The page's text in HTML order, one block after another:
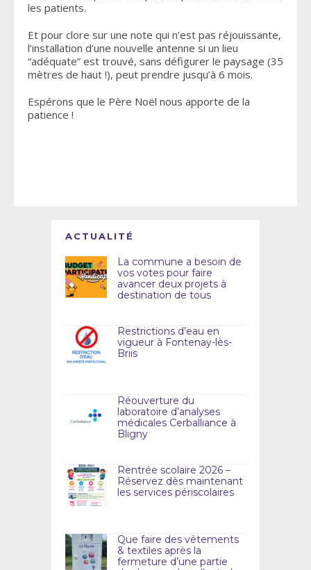
les patients.
Et pour clore sur une note qui n’est pas réjouissante,
l’installation d’une nouvelle antenne si un lieu
“adéquate” est trouvé, sans défigurer le paysage (35
mètres de haut !), peut prendre jusqu’à 6 mois.
Espérons que le Père Noël nous apporte de la
patience !
ACTUALITÉ
La commune a besoin de
vos votes pour faire
avancer deux projets à
destination de tous
Restrictions d’eau en
vigueur à Fontenay-lès-
Briis
Réouverture du
laboratoire d’analyses
médicales Cerballiance à
Bligny
Rentrée scolaire 2026 –
Réservez dès maintenant
les services périscolaires
Que faire des vêtements
& textiles après la
fermeture d’une partie